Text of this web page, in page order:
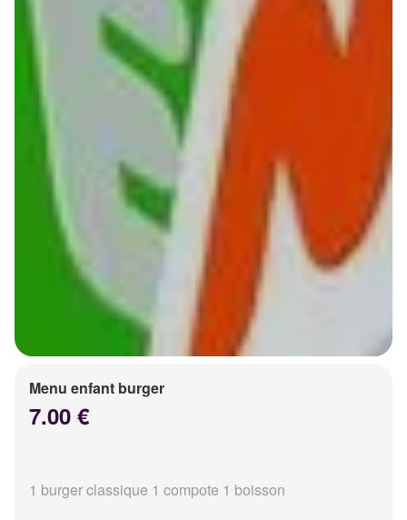
Menu enfant burger
7.00 €
1 burger classique 1 compote 1 boisson